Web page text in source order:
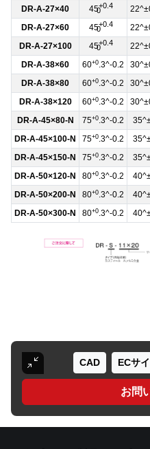
DR-A-27×40
45+0.4
0
DR-A-27×60
45+0.4
0
DR-A-27×100
45+0.4
0
DR-A-38×60
60+0.3^-0.2
DR-A-38×80
60+0.3^-0.2
DR-A-38×120
60+0.3^-0.2
DR-A-45×80-N
75+0.3^-0.2
DR-A-45×100-N
75+0.3^-0.2
DR-A-45×150-N
75+0.3^-0.2
DR-A-50×120-N
80+0.3^-0.2
DR-A-50×200-N
80+0.3^-0.2
DR-A-50×300-N
80+0.3^-0.2
CAD ECサ
お問